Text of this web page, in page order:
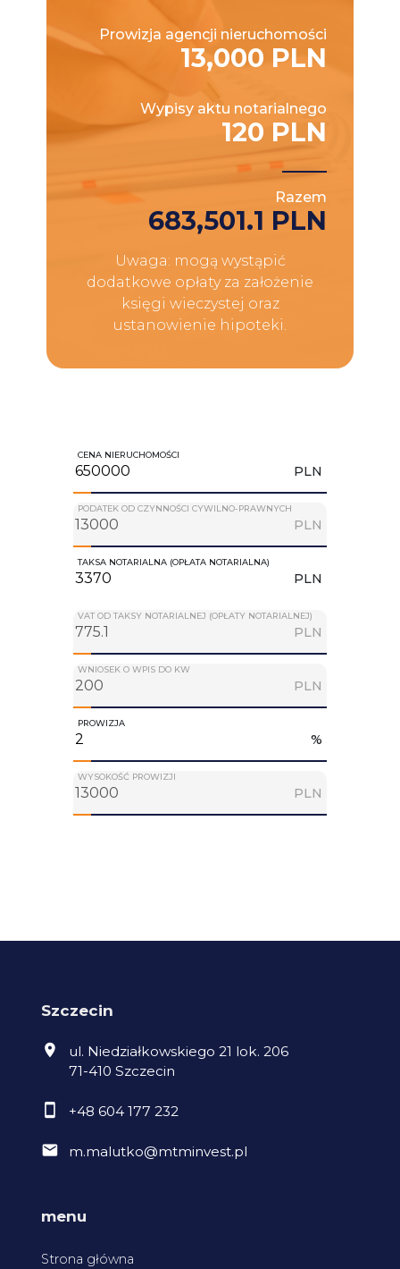
Prowizja agencji nieruchomości
13,000 PLN
Wypisy aktu notarialnego
120 PLN
Razem
683,501.1 PLN
Uwaga: mogą wystąpić
dodatkowe opłaty za założenie
księgi wieczystej oraz
ustanowienie hipoteki.
CENA NIERUCHOMOŚCI
PLN
PODATEK OD CZYNNOŚCI CYWILNO-PRAWNYCH
PLN
TAKSA NOTARIALNA (OPŁATA NOTARIALNA)
PLN
VAT OD TAKSY NOTARIALNEJ (OPŁATY NOTARIALNEJ)
PLN
WNIOSEK O WPIS DO KW
PLN
PROWIZJA
%
WYSOKOŚĆ PROWIZJI
PLN
Szczecin
ul. Niedziałkowskiego 21 lok. 206
71-410 Szczecin
+48 604 177 232
m.malutko@mtminvest.pl
menu
Strona główna